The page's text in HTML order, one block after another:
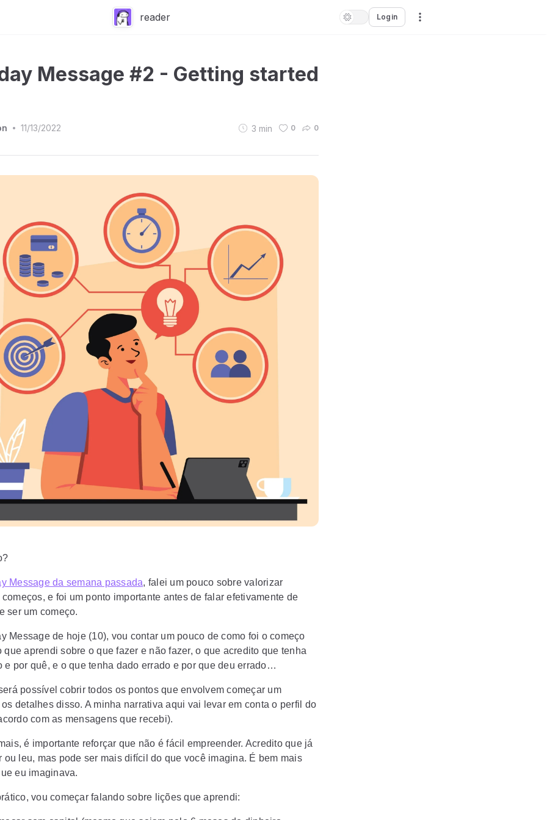
reader Login
Message #2 - Getting started
• 11/13/2022 3 min 0 0
Message da semana passada, falei um pouco sobre valorizar
e foi um ponto importante antes de falar efetivamente de
ser um começo.
Message de hoje (10), vou contar um pouco de como foi o começo
que aprendi sobre o que fazer e não fazer, o que acredito que tenha
e por quê, e o que tenha dado errado e por que deu errado…
possível cobrir todos os pontos que envolvem começar um
detalhes disso. A minha narrativa aqui vai levar em conta o perfil do
com as mensagens que recebi).
é importante reforçar que não é fácil empreender. Acredito que já
ou leu, mas pode ser mais difícil do que você imagina. É bem mais
eu imaginava.
vou começar falando sobre lições que aprendi: